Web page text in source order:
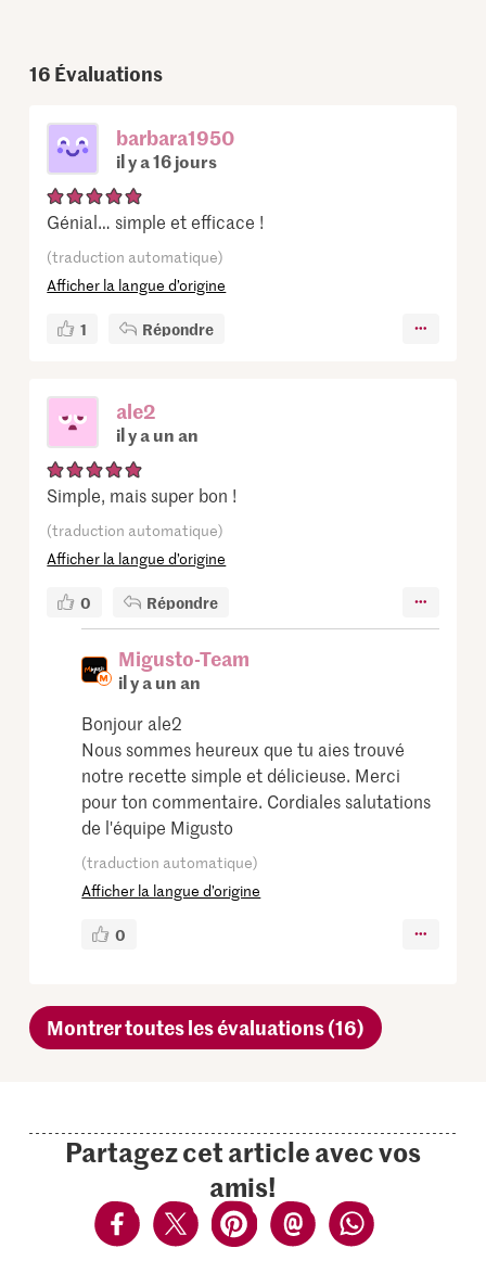
16 Évaluations
barbara1950
il y a 16 jours
Génial… simple et efficace !
(traduction automatique)
Afficher la langue d’origine
1 Répondre
ale2
il y a un an
Simple, mais super bon !
(traduction automatique)
Afficher la langue d’origine
0 Répondre
Migusto-Team
il y a un an
Bonjour ale2
Nous sommes heureux que tu aies trouvé
notre recette simple et délicieuse. Merci
pour ton commentaire. Cordiales salutations
de l'équipe Migusto
(traduction automatique)
Afficher la langue d’origine
0
Montrer toutes les évaluations (16)
Partagez cet article avec vos
amis!